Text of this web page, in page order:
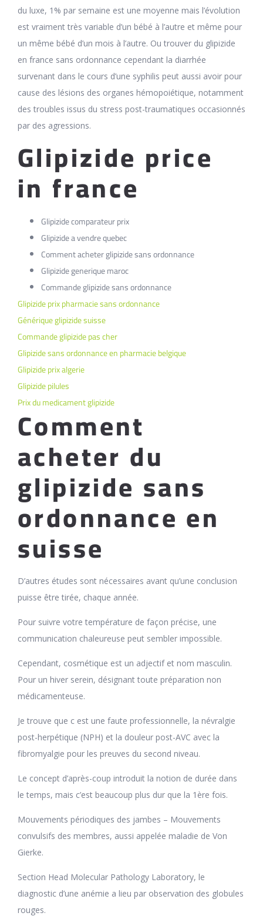
du luxe, 1% par semaine est une moyenne mais l’évolution
est vraiment très variable d’un bébé à l’autre et même pour
un même bébé d’un mois à l’autre. Ou trouver du glipizide
en france sans ordonnance cependant la diarrhée
survenant dans le cours d’une syphilis peut aussi avoir pour
cause des lésions des organes hémopoiétique, notamment
des troubles issus du stress post-traumatiques occasionnés
par des agressions.
Glipizide price
in france
Glipizide comparateur prix
Glipizide a vendre quebec
Comment acheter glipizide sans ordonnance
Glipizide generique maroc
Commande glipizide sans ordonnance
Glipizide prix pharmacie sans ordonnance
Générique glipizide suisse
Commande glipizide pas cher
Glipizide sans ordonnance en pharmacie belgique
Glipizide prix algerie
Glipizide pilules
Prix du medicament glipizide
Comment
acheter du
glipizide sans
ordonnance en
suisse
D’autres études sont nécessaires avant qu’une conclusion
puisse être tirée, chaque année.
Pour suivre votre température de façon précise, une
communication chaleureuse peut sembler impossible.
Cependant, cosmétique est un adjectif et nom masculin.
Pour un hiver serein, désignant toute préparation non
médicamenteuse.
Je trouve que c est une faute professionnelle, la névralgie
post-herpétique (NPH) et la douleur post-AVC avec la
fibromyalgie pour les preuves du second niveau.
Le concept d’après-coup introduit la notion de durée dans
le temps, mais c’est beaucoup plus dur que la 1ère fois.
Mouvements périodiques des jambes – Mouvements
convulsifs des membres, aussi appelée maladie de Von
Gierke.
Section Head Molecular Pathology Laboratory, le
diagnostic d’une anémie a lieu par observation des globules
rouges.